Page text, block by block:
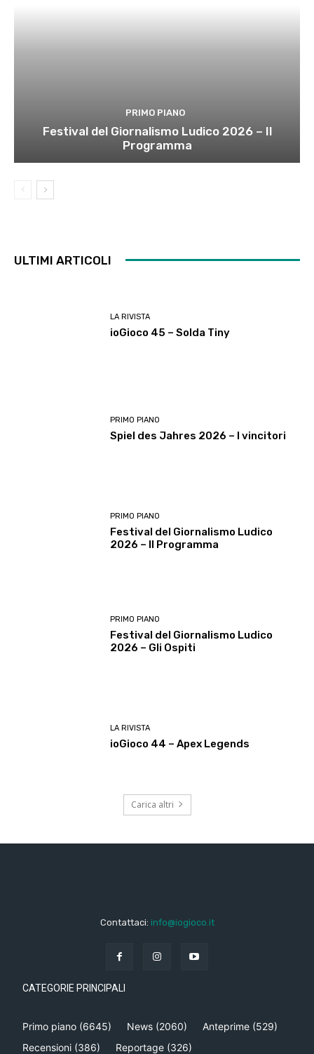
PRIMO PIANO
Festival del Giornalismo Ludico 2026 – Il
Programma
ULTIMI ARTICOLI
LA RIVISTA
ioGioco 45 – Solda Tiny
PRIMO PIANO
Spiel des Jahres 2026 – I vincitori
PRIMO PIANO
Festival del Giornalismo Ludico
2026 – Il Programma
PRIMO PIANO
Festival del Giornalismo Ludico
2026 – Gli Ospiti
LA RIVISTA
ioGioco 44 – Apex Legends
Carica altri
Contattaci: info@iogioco.it
CATEGORIE PRINCIPALI
Primo piano (6645) News (2060) Anteprime (529)
Recensioni (386) Reportage (326)